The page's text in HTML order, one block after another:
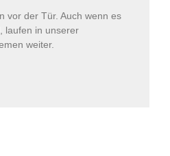
vor der Tür. Auch wenn es
laufen in unserer
weiter.